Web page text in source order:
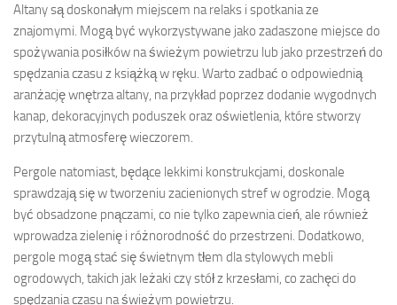
Altany są doskonałym miejscem na relaks i spotkania ze
znajomymi. Mogą być wykorzystywane jako zadaszone miejsce do
spożywania posiłków na świeżym powietrzu lub jako przestrzeń do
spędzania czasu z książką w ręku. Warto zadbać o odpowiednią
aranżację wnętrza altany, na przykład poprzez dodanie wygodnych
kanap, dekoracyjnych poduszek oraz oświetlenia, które stworzy
przytulną atmosferę wieczorem.
Pergole natomiast, będące lekkimi konstrukcjami, doskonale
sprawdzają się w tworzeniu zacienionych stref w ogrodzie. Mogą
być obsadzone pnączami, co nie tylko zapewnia cień, ale również
wprowadza zielenię i różnorodność do przestrzeni. Dodatkowo,
pergole mogą stać się świetnym tłem dla stylowych mebli
ogrodowych, takich jak leżaki czy stół z krzesłami, co zachęci do
spędzania czasu na świeżym powietrzu.